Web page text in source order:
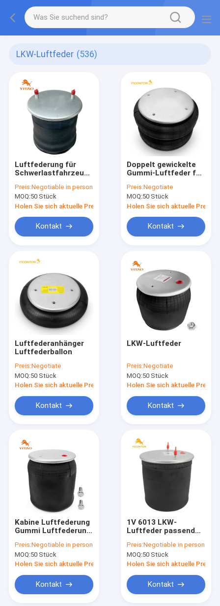
LKW-Luftfeder (536)
Luftfederung für
Schwerlastfahrzeuge
Luftfederung OE
Ersatz Firestone
W01-358-8050,
Dayton 352-8050, AB
Vovo 3130498
Preis:Negotiable in person
MOQ:50 Stück
Holen Sie sich aktuelle Preis
Kontakt
Doppelt gewickelte
Gummi-Luftfeder für
Preis:Negotiate
MOQ:50 Stück
Holen Sie sich aktuelle Preis
Kontakt
Luftfederanhänger
Luftfederballon
Preis:Negotiate
MOQ:50 Stück
Holen Sie sich aktuelle Preis
Kontakt
LKW-Luftfeder
Preis:Negotiate
MOQ:50 Stück
Holen Sie sich aktuelle Preis
Kontakt
Kabine Luftfederung
Gummi Luftfederung
W01-358-8864,
Peterbilt 03-08716
Preis:Negotiable in person
MOQ:50 Stück
Holen Sie sich aktuelle Preis
Kontakt
1V 6013 LKW-
Luftfeder passend
M58-8966/Contitech
BPW36/Goodyear
1R14-703
Preis:Negotiable in person
MOQ:50 Stück
Holen Sie sich aktuelle Preis
Kontakt